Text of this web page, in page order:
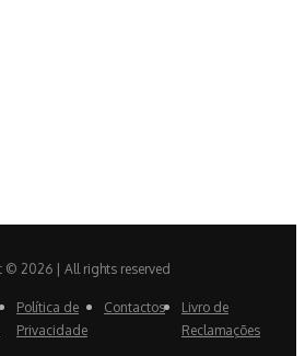
© 2026 | All rights reserved
Política de
Privacidade
Contactos
Livro de
Reclamações